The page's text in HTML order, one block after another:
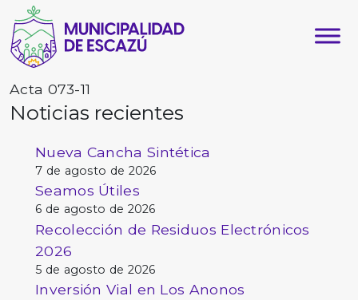
Acta 073-11
Noticias recientes
Nueva Cancha Sintética
7 de agosto de 2026
Seamos Útiles
6 de agosto de 2026
Recolección de Residuos Electrónicos
2026
5 de agosto de 2026
Inversión Vial en Los Anonos